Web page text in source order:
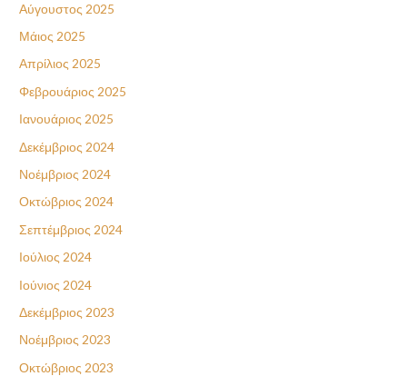
Αύγουστος 2025
Μάιος 2025
Απρίλιος 2025
Φεβρουάριος 2025
Ιανουάριος 2025
Δεκέμβριος 2024
Νοέμβριος 2024
Οκτώβριος 2024
Σεπτέμβριος 2024
Ιούλιος 2024
Ιούνιος 2024
Δεκέμβριος 2023
Νοέμβριος 2023
Οκτώβριος 2023